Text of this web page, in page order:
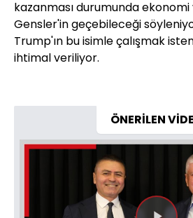
kazanması durumunda
Gensler'in geçebileceği
Trump'ın bu isimle çalışmak
ihtimal veriliyor.
ÖNERİLEN